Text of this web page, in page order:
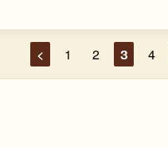
< 1 2 3 4